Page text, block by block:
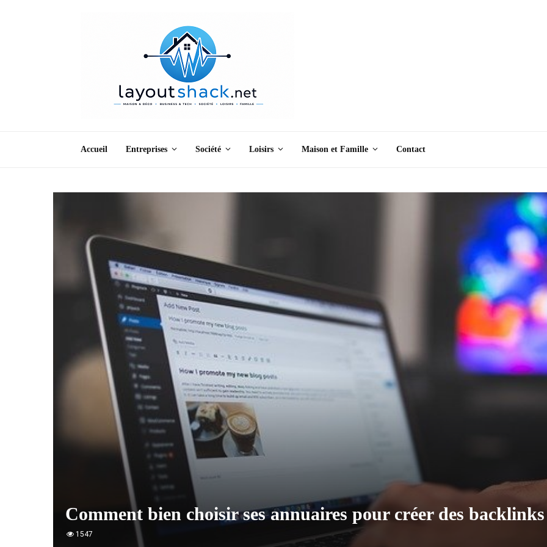
Accueil Entreprises Société Loisirs Maison et Famille Contact
Comment bien choisir ses annuaires pour créer des
1547